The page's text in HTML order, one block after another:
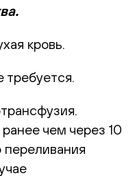
кровь.
требуется.
чем через 10